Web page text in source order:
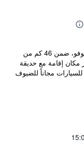
يقع مكان إقامة "Yufuin Kaze no Mori" في يوفو، ضمن 46 كم من
ويوفر مكان إقامة مع حديقة
مجاناً للضيوف